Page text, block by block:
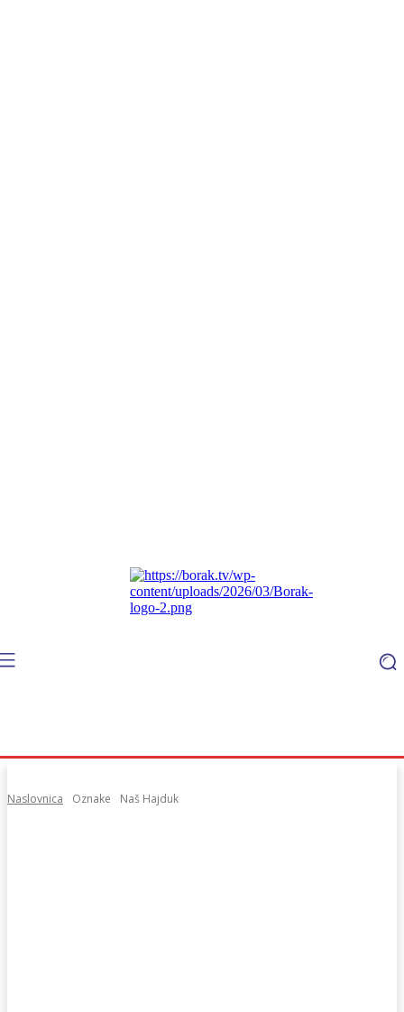
Naslovnica Oznake Naš Hajduk